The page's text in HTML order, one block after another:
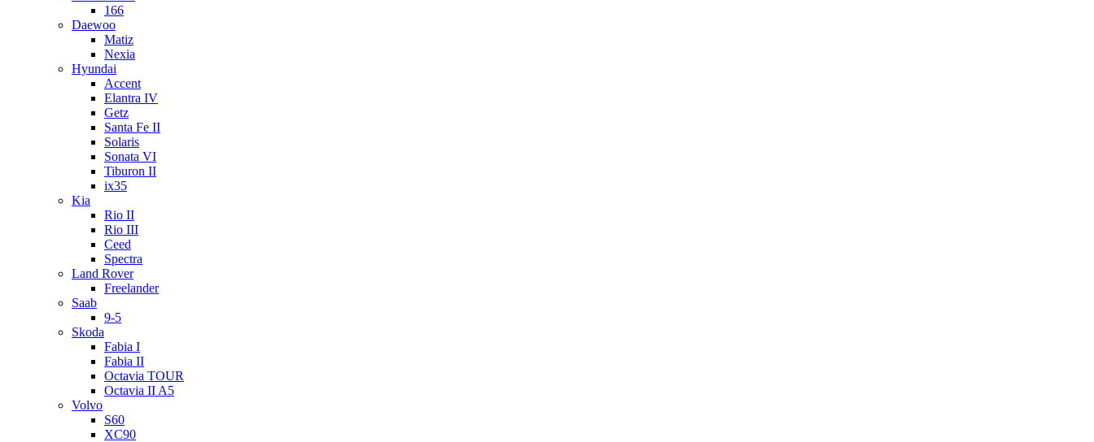
166
Daewoo
Matiz
Nexia
Hyundai
Accent
Elantra IV
Getz
Santa Fe II
Solaris
Sonata VI
Tiburon II
ix35
Kia
Rio II
Rio III
Ceed
Spectra
Land Rover
Freelander
Saab
9-5
Skoda
Fabia I
Fabia II
Octavia TOUR
Octavia II A5
Volvo
S60
XC90